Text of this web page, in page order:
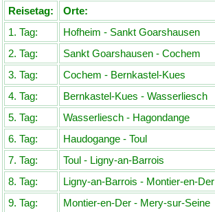
Reisetag: Orte:
1. Tag:
Hofheim - Sankt Goarshausen
2. Tag:
Sankt Goarshausen - Cochem
3. Tag:
Cochem - Bernkastel-Kues
4. Tag:
Bernkastel-Kues - Wasserliesch
5. Tag:
Wasserliesch - Hagondange
6. Tag:
Haudogange - Toul
7. Tag:
Toul - Ligny-an-Barrois
8. Tag:
Ligny-an-Barrois - Montier-en-Der
9. Tag:
Montier-en-Der - Mery-sur-Seine